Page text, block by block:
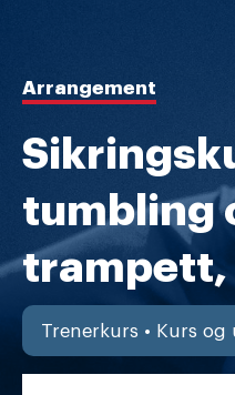
Arrangement
tumbling
trampett,
Trenerkurs • Kurs